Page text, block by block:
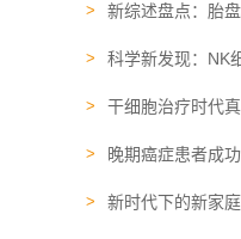
新综述盘点：胎
科学新发现：NK
干细胞治疗时代
晚期癌症患者成
新时代下的新家